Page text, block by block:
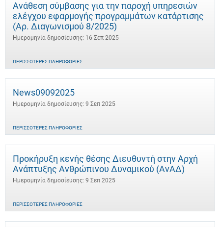
Ανάθεση σύμβασης για την παροχή υπηρεσιών
ελέγχου εφαρμογής προγραμμάτων κατάρτισης
(Αρ. Διαγωνισμού 8/2025)
Ημερομηνία δημοσίευσης: 16 Σεπ 2025
ΠΕΡΙΣΣΌΤΕΡΕΣ ΠΛΗΡΟΦΟΡΊΕΣ
News09092025
Ημερομηνία δημοσίευσης: 9 Σεπ 2025
ΠΕΡΙΣΣΌΤΕΡΕΣ ΠΛΗΡΟΦΟΡΊΕΣ
Προκήρυξη κενής θέσης Διευθυντή στην Αρχή
Ανάπτυξης Ανθρώπινου Δυναμικού (ΑνΑΔ)
Ημερομηνία δημοσίευσης: 9 Σεπ 2025
ΠΕΡΙΣΣΌΤΕΡΕΣ ΠΛΗΡΟΦΟΡΊΕΣ